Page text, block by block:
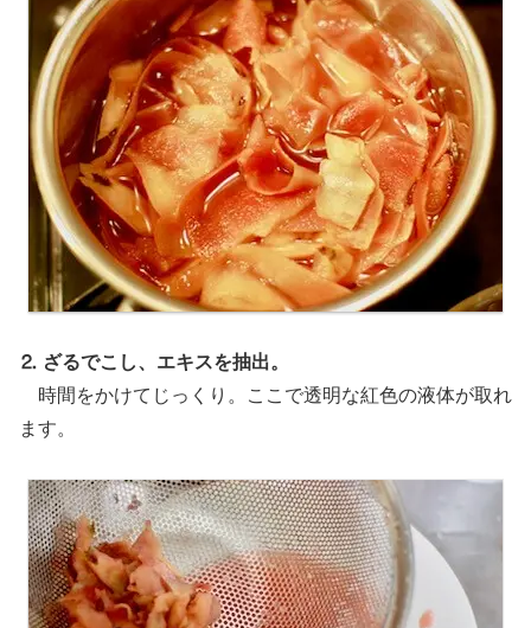
⒉ ざるでこし、エキスを抽出。
時間をかけてじっくり。ここで透明な紅色の液体が取れ
ます。